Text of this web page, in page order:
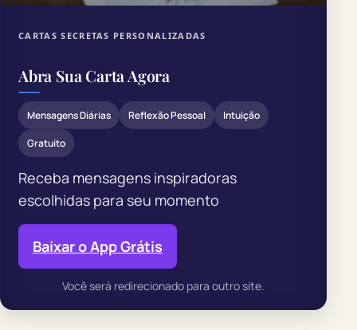
CARTAS SECRETAS PERSONALIZADAS
Abra Sua Carta Agora
Mensagens Diárias Reflexão Pessoal Intuição
Gratuito
Receba mensagens inspiradoras
escolhidas para seu momento
Baixar o App Grátis
Você será redirecionado para outro site.